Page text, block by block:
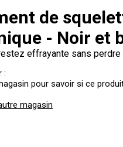
de
- Noir et
effrayante sans
parti !
:
pour savoir si ce
magasin